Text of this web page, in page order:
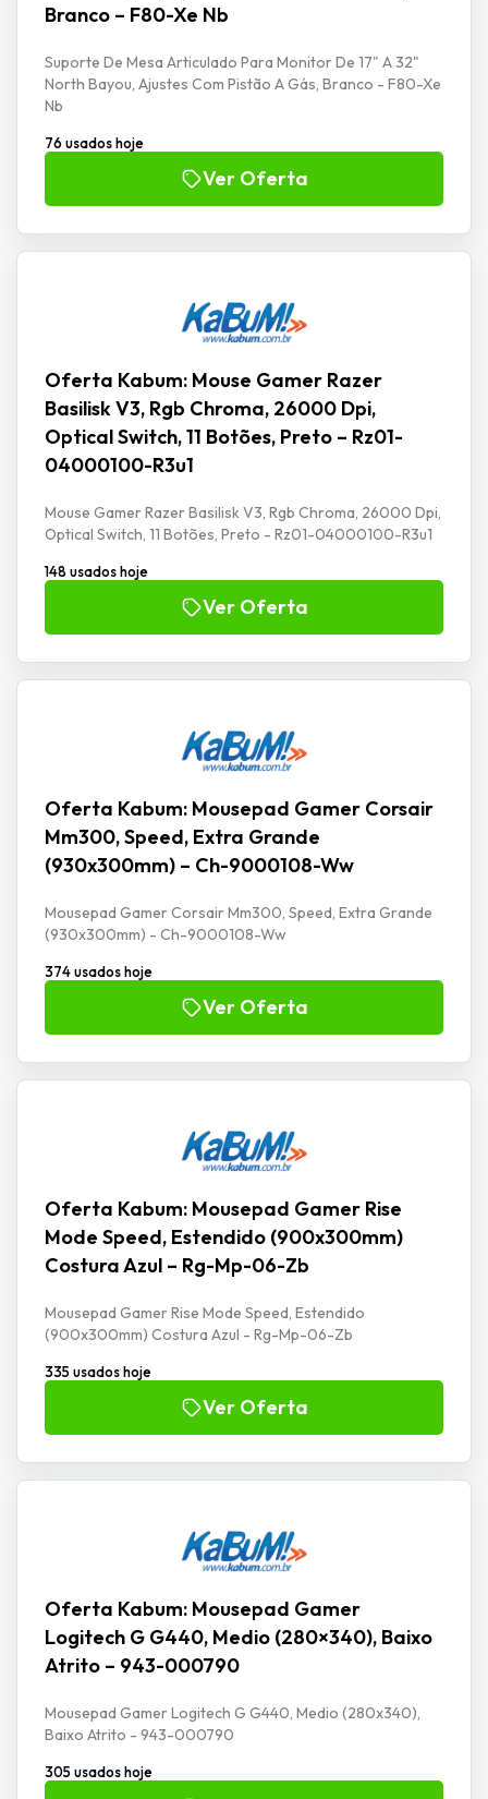
Branco – F80-Xe Nb
Suporte De Mesa Articulado Para Monitor De 17" A 32"
North Bayou, Ajustes Com Pistão A Gás, Branco - F80-Xe
Nb
76 usados hoje
Ver Oferta
Oferta Kabum: Mouse Gamer Razer
Basilisk V3, Rgb Chroma, 26000 Dpi,
Optical Switch, 11 Botões, Preto – Rz01-
04000100-R3u1
Mouse Gamer Razer Basilisk V3, Rgb Chroma, 26000 Dpi,
Optical Switch, 11 Botões, Preto - Rz01-04000100-R3u1
148 usados hoje
Ver Oferta
Oferta Kabum: Mousepad Gamer Corsair
Mm300, Speed, Extra Grande
(930x300mm) – Ch-9000108-Ww
Mousepad Gamer Corsair Mm300, Speed, Extra Grande
(930x300mm) - Ch-9000108-Ww
374 usados hoje
Ver Oferta
Oferta Kabum: Mousepad Gamer Rise
Mode Speed, Estendido (900x300mm)
Costura Azul – Rg-Mp-06-Zb
Mousepad Gamer Rise Mode Speed, Estendido
(900x300mm) Costura Azul - Rg-Mp-06-Zb
335 usados hoje
Ver Oferta
Oferta Kabum: Mousepad Gamer
Logitech G G440, Medio (280×340), Baixo
Atrito – 943-000790
Mousepad Gamer Logitech G G440, Medio (280x340),
Baixo Atrito - 943-000790
305 usados hoje